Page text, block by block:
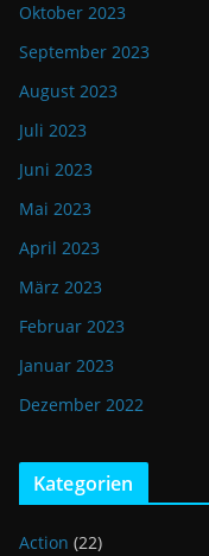
Oktober 2023
September 2023
August 2023
Juli 2023
Juni 2023
Mai 2023
April 2023
März 2023
Februar 2023
Januar 2023
Dezember 2022
Kategorien
Action (22)